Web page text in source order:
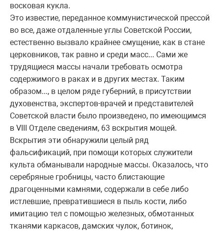
восковая кукла.
Это известие, переданное коммунистической прессой
во все, даже отдаленные углы Советской России,
естественно вызвало крайнее смущение, как в стане
церковников, так равно и среди масс... Сами же
трудящиеся массы начали требовать осмотра
содержимого в раках и в других местах. Таким
образом..., в целом ряде губерний, в присутствии
духовенства, экспертов-врачей и представителей
Советской власти было произведено, по имеющимся
в VIII Отделе сведениям, 63 вскрытия мощей.
Вскрытия эти обнаружили целый ряд
фальсификаций, при помощи которых служители
культа обманывали народные массы. Оказалось, что
серебряные гробницы, часто блистающие
драгоценными камнями, содержали в себе либо
истлевшие, превратившиеся в пыль кости, либо
имитацию тел с помощью железных, обмотанных
тканями каркасов, дамских чулок, ботинок,